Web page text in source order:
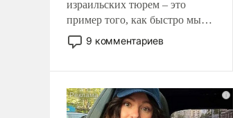
израильских тюрем – это
пример того, как быстро мы
двигаемся по пути
революционных изменений.
псевдонаучной фантастики,
стало всерьез обсуждаемой
9 комментариев